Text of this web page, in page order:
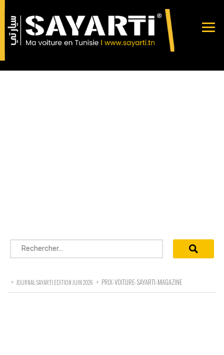
Rechercher :
> JOURNAL SAYARTI EDITION JUIN 2026 > PRIX-VOITURE-SAYARTI-MAGAZINE